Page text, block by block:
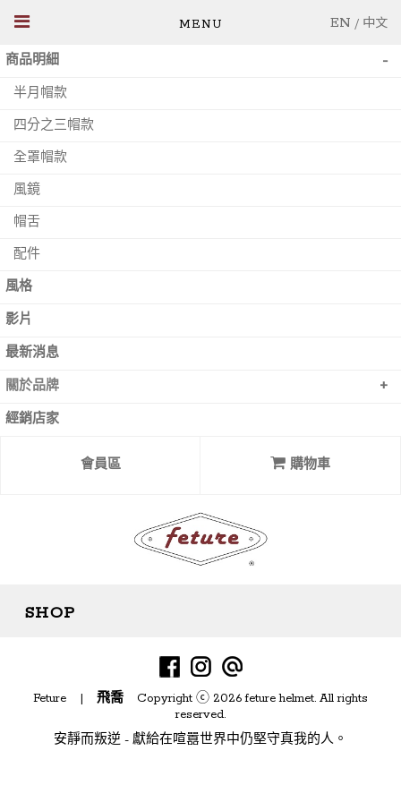
EN / 中文
商品明細
半月帽款
四分之三帽款
全罩帽款
風鏡
帽舌
配件
-
風格
影片
最新消息
關於品牌 +
經銷店家
會員區 購物車
SHOP
Feture | 飛喬 Copyright ⓒ 2026 feture helmet. All rights
reserved.
安靜而叛逆 - 獻給在喧囂世界中仍堅守真我的人。